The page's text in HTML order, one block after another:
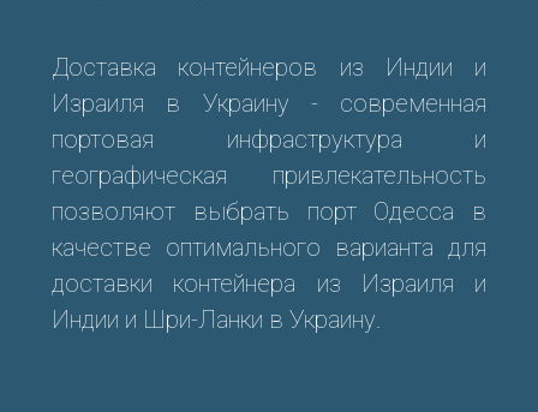
Доставка контейнеров из Индии и
Израиля в Украину - cовременная
портовая инфраструктура и
географическая привлекательность
позволяют выбрать порт Одесса в
качестве оптимального варианта для
доставки контейнера из Израиля и
Индии и Шри-Ланки в Украину.